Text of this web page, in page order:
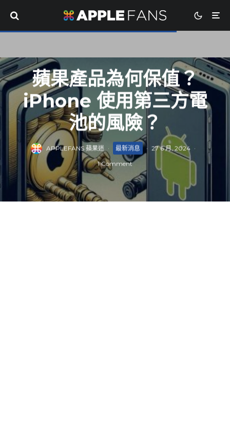
蘋果產品為何保值？
iPhone 使用第三方電
池的風險？
APPLEFANS 蘋果迷 · 最新消息 · 27 6 月, 2024 ·
1 Comment